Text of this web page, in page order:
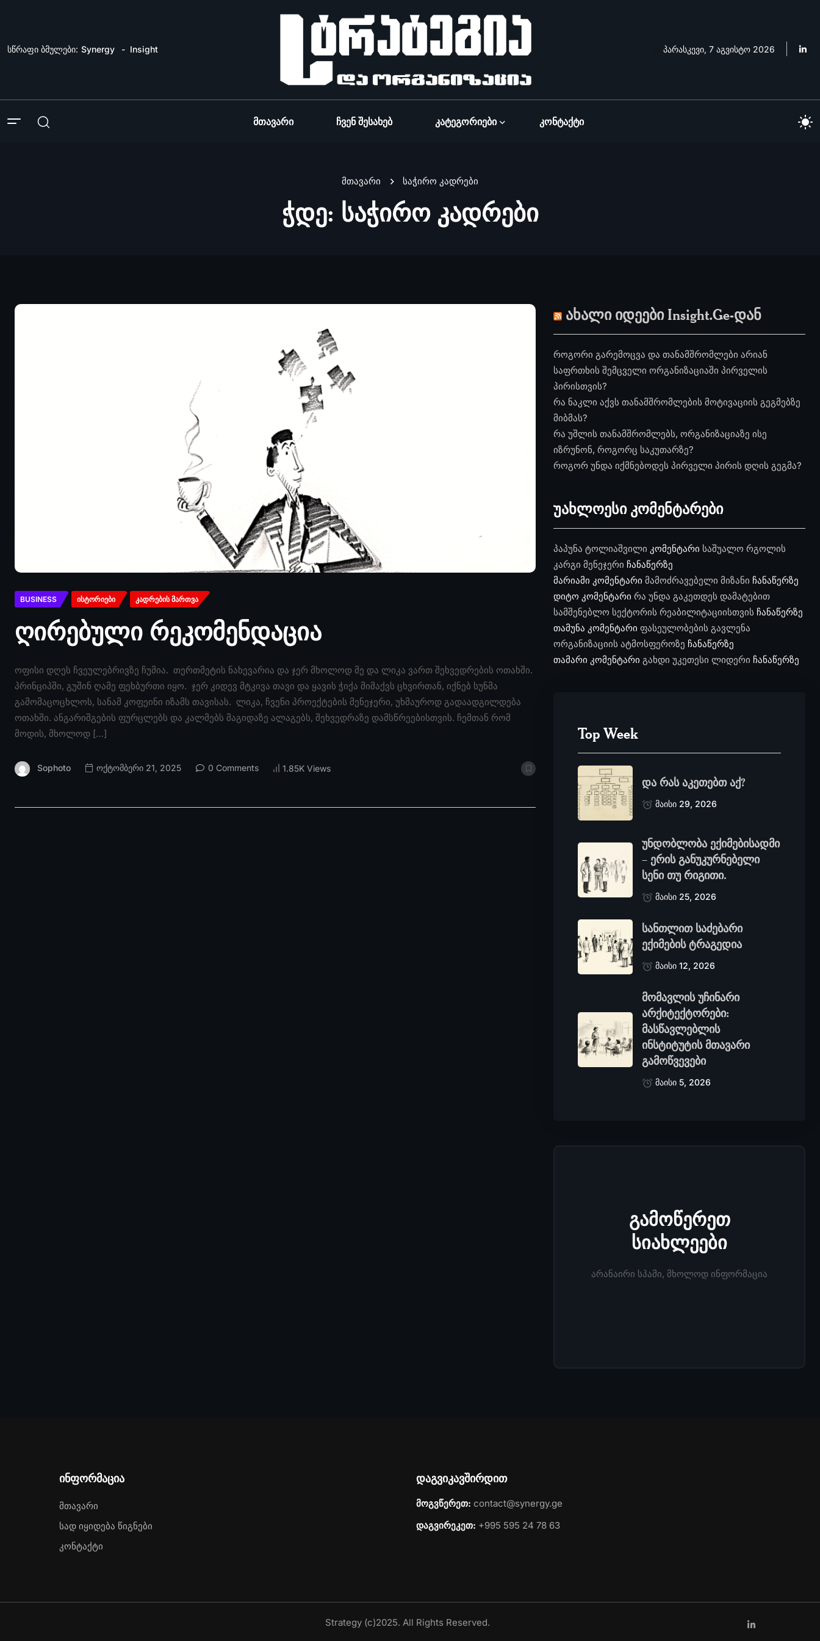
სწრაფი ბმულები: Synergy Insight პარასკევი, 7 აგვისტო 2026
Მთავარი Ჩვენ Შესახებ Კატეგორიები Კონტაქტი
მთავარი საჭირო კადრები
ჭდე: საჭირო კადრები
BUSINESS ᲘᲡᲢᲝᲠᲘᲔᲑᲘ ᲙᲐᲓᲠᲔᲑᲘᲡ ᲛᲐᲠᲗᲕᲐ
ღირებული რეკომენდაცია
ოფისი დღეს ჩვეულებრივზე ჩუმია. თერთმეტის ნახევარია და ჯერ მხოლოდ მე და ლიკა ვართ შეხვედრების ოთახში.
პრინციპში, გუშინ ღამე ფეხბურთი იყო. ჯერ კიდევ მტკივა თავი და ყავის ჭიქა მიმაქვს ცხვირთან, იქნებ სუნმა
გამომაცოცხლოს, სანამ კოფეინი იზამს თავისას. ლიკა, ჩვენი პროექტების მენეჯერი, უხმაუროდ გადაადგილდება
ოთახში. ანგარიშგების ფურცლებს და კალმებს მაგიდაზე ალაგებს, შეხვედრაზე დამსწრეებისთვის. ჩემთან რომ
მოდის, მხოლოდ […]
Sophoto ოქტომბერი 21, 2025 0 Comments 1.85K Views
ახალი იდეები Insight.Ge-დან
როგორი გარემოცვა და თანამშრომლები არიან
საფრთხის შემცველი ორგანიზაციაში პირველის
პირისთვის?
რა ნაკლი აქვს თანამშრომლების მოტივაციის გეგმებზე
მიბმას?
რა უშლის თანამშრომლებს, ორგანიზაციაზე ისე
იზრუნონ, როგორც საკუთარზე?
როგორ უნდა იქმნებოდეს პირველი პირის დღის გეგმა?
უახლოესი კომენტარები
პაპუნა ტოლიაშვილი კომენტარი საშუალო რგოლის
კარგი მენეჯერი ჩანაწერზე
მარიამი კომენტარიმამოძრავებელი მიზანი ჩანაწერზე
დიტო კომენტარირა უნდა გაკეთდეს დამატებით
სამშენებლო სექტორის რეაბილიტაციისთვის ჩანაწერზე
თამუნა კომენტარიფასეულობების გავლენა
ორგანიზაციის ატმოსფეროზე ჩანაწერზე
თამარი კომენტარიგახდი უკეთესი ლიდერი ჩანაწერზე
Top Week
და რას აკეთებთ აქ?
მაისი 29, 2026
უნდობლობა ექიმებისადმი
– ერის განუკურნებელი
სენი თუ რიგითი.
მაისი 25, 2026
სანთლით საძებარი
ექიმების ტრაგედია
მაისი 12, 2026
მომავლის უჩინარი
არქიტექტორები:
მასწავლებლის
ინსტიტუტის მთავარი
გამოწვევები
მაისი 5, 2026
გამოწერეთ
სიახლეები
არანაირი სპამი, მხოლოდ ინფორმაცია
ინფორმაცია
Მთავარი
Სად Იყიდება Წიგნები
Კონტაქტი
დაგვიკავშირდით
მოგვწერეთ: contact@synergy.ge
დაგვირეკეთ: +995 595 24 78 63
Strategy (c)2025. All Rights Reserved.